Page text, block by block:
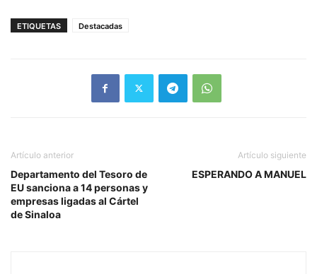
ETIQUETAS Destacadas
Artículo anterior
Departamento del Tesoro de
EU sanciona a 14 personas y
empresas ligadas al Cártel
de Sinaloa
Artículo siguiente
ESPERANDO A MANUEL